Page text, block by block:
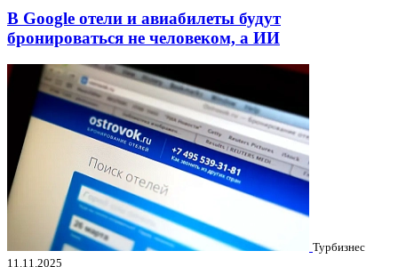
В Google отели и авиабилеты будут
бронироваться не человеком, а ИИ
Турбизнес
11.11.2025